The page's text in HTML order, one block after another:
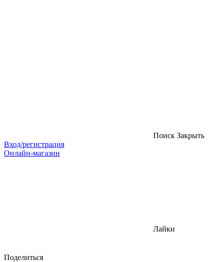
Поиск Закрыть
Вход/регистрация
Онлайн-магазин
Лайки
Поделиться